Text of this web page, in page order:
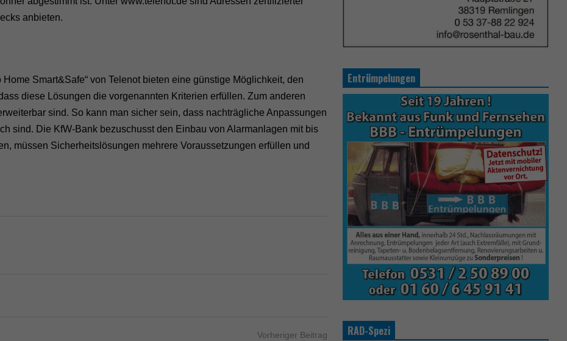
anbieten.
Smart&Safe“ von Telenot bieten eine günstige Möglichkeit, den
diese Lösungen die vorgenannten Kriterien erfüllen. Zum anderen
sind. So kann man sicher sein, dass nachträgliche Anpassungen
sind. Die KfW-Bank bezuschusst den Einbau von Alarmanlagen mit bis
müssen Sicherheitslösungen mehrere Voraussetzungen erfüllen und
Vorheriger Beitrag
Entrümpelungen
RAD-Spezi